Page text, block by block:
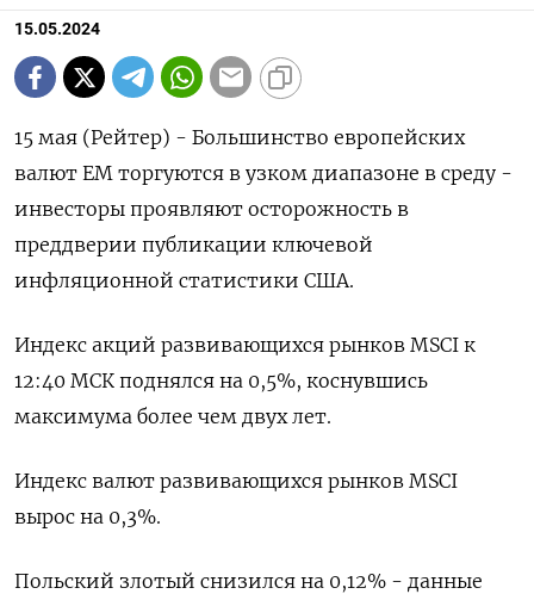
15.05.2024
15 мая (Рейтер) - Большинство европейских
валют EM торгуются в узком диапазоне в среду -
инвесторы проявляют осторожность в
преддверии публикации ключевой
инфляционной статистики США.
Индекс акций развивающихся рынков MSCI к
12:40 МСК поднялся на 0,5%, коснувшись
максимума более чем двух лет.
Индекс валют развивающихся рынков MSCI
вырос на 0,3%.
Польский злотый снизился на 0,12% - данные